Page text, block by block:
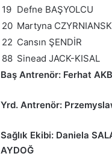
19 Defne BAŞYOLCU
20 Martyna
22 Cansın ŞENDİR
88 Sinead JACK-KISAL
Baş Antrenör:
Yrd. Antrenör:
Sağlık Ekibi: Daniela
AYDOĞ